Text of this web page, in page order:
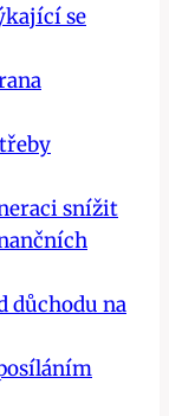
se
snížit
důchodu na